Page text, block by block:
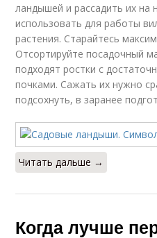
ландышей и рассадить их на
использовать для работы
растения. Старайтесь
Отсортируйте посадочный
подходят ростки с
почками. Сажать их нужно
подсохнуть, в заранее
Читать дальше →
Когда лучше